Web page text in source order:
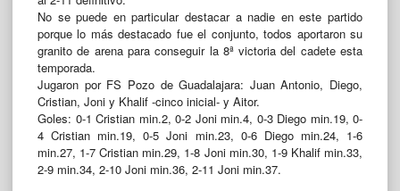
No se puede en particular destacar a nadie en este partido
porque lo más destacado fue el conjunto, todos aportaron su
granito de arena para conseguir la 8ª victoria del cadete esta
temporada.
Jugaron por FS Pozo de Guadalajara: Juan Antonio, Diego,
Cristian, Joni y Khalif -cinco inicial- y Aitor.
Goles: 0-1 Cristian min.2, 0-2 Joni min.4, 0-3 Diego min.19, 0-
4 Cristian min.19, 0-5 Joni min.23, 0-6 Diego min.24, 1-6
min.27, 1-7 Cristian min.29, 1-8 Joni min.30, 1-9 Khalif min.33,
2-9 min.34, 2-10 Joni min.36, 2-11 Joni min.37.